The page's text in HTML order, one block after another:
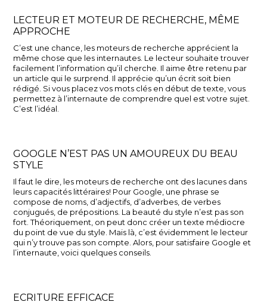
LECTEUR ET MOTEUR DE RECHERCHE, MÊME
APPROCHE
C’est une chance, les moteurs de recherche apprécient la
même chose que les internautes. Le lecteur souhaite trouver
facilement l’information qu’il cherche. Il aime être retenu par
un article qui le surprend. Il apprécie qu’un écrit soit bien
rédigé. Si vous placez vos mots clés en début de texte, vous
permettez à l’internaute de comprendre quel est votre sujet.
C’est l’idéal.
GOOGLE N’EST PAS UN AMOUREUX DU BEAU
STYLE
Il faut le dire, les moteurs de recherche ont des lacunes dans
leurs capacités littéraires! Pour Google, une phrase se
compose de noms, d’adjectifs, d’adverbes, de verbes
conjugués, de prépositions. La beauté du style n’est pas son
fort. Théoriquement, on peut donc créer un texte médiocre
du point de vue du style. Mais là, c’est évidemment le lecteur
qui n’y trouve pas son compte. Alors, pour satisfaire Google et
l’internaute, voici quelques conseils.
ECRITURE EFFICACE